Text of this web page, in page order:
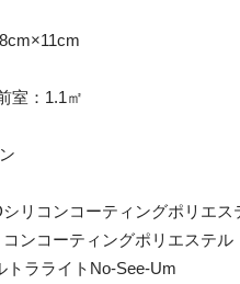
室：1.1㎡
リコンコーティングポリエス
ンコーティングポリエステル
トラライトNo-See-Um